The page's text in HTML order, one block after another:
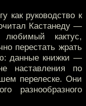
как руководство к
Кастанеду —
кактус,
перестать жрать
данные книжки —
наставления по
перелеске. Они
разнообразного